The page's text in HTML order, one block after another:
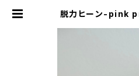
脱力ヒーン-pink